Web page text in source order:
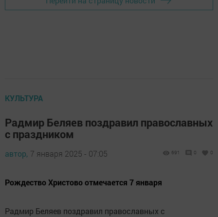
КУЛЬТУРА
Радмир Беляев поздравил православных
с праздником
автор, 7 января 2025 - 07:05 691 0 0
Рождество Христово отмечается 7 января
Радмир Беляев поздравил православных с